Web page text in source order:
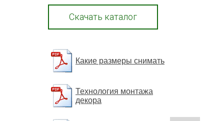
Скачать каталог
Какие размеры снимать
Технология монтажа
декора